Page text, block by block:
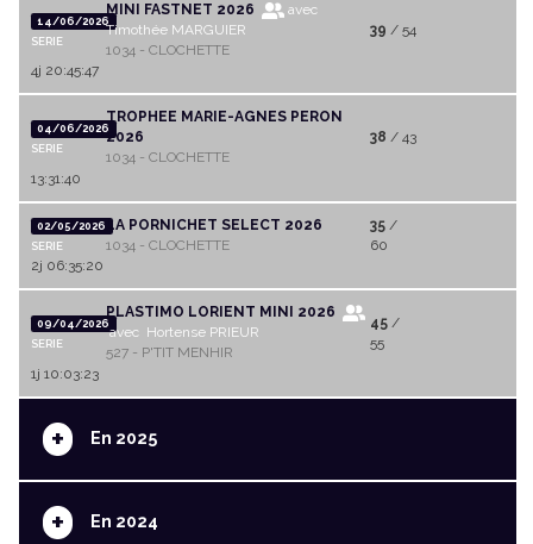
14/06/2026
SERIE
MINI FASTNET 2026
avec
Timothée MARGUIER
1034 - CLOCHETTE
39 / 54
4j 20:45:47
04/06/2026
SERIE
TROPHEE MARIE-AGNES PERON
2026
1034 - CLOCHETTE
38 / 43
13:31:40
02/05/2026
SERIE
LA PORNICHET SELECT 2026
1034 - CLOCHETTE
35/
60
2j 06:35:20
09/04/2026
SERIE
PLASTIMO LORIENT MINI 2026
avec Hortense PRIEUR
527 - P'TIT MENHIR
45/
55
1j 10:03:23
+ En 2025
+ En 2024